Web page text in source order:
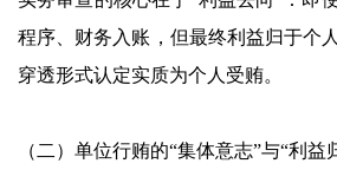
程序、财务入账，但最终利益归于个
穿透形式认定实质为个人受贿。
（二）单位行贿的“集体意志”与“利益